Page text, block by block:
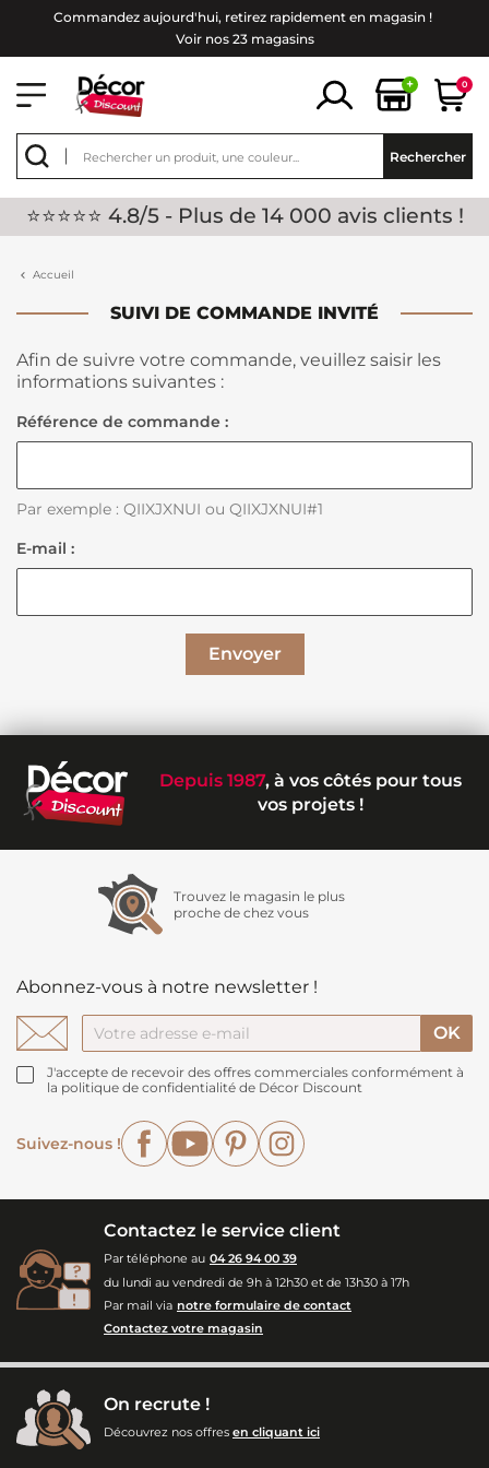
Commandez aujourd'hui, retirez rapidement en magasin !
Voir nos 23 magasins
+ 0
Rechercher
⭐⭐⭐⭐⭐ 4.8/5 - Plus de 14 000 avis clients !
Accueil
SUIVI DE COMMANDE INVITÉ
Afin de suivre votre commande, veuillez saisir les
informations suivantes :
Référence de commande :
Par exemple : QIIXJXNUI ou QIIXJXNUI#1
E-mail :
Envoyer
Depuis 1987, à vos côtés pour tous
vos projets !
Trouvez le magasin le plus
proche de chez vous
Abonnez-vous à notre newsletter !
J'accepte de recevoir des offres commerciales conformément à
la politique de confidentialité de Décor Discount
Suivez-nous !
FacebookYouTubePinterest
Contactez le service client
Par téléphone au 04 26 94 00 39
du lundi au vendredi de 9h à 12h30 et de 13h30 à 17h
Par mail via notre formulaire de contact
Contactez votre magasin
On recrute !
Découvrez nos offres en cliquant ici